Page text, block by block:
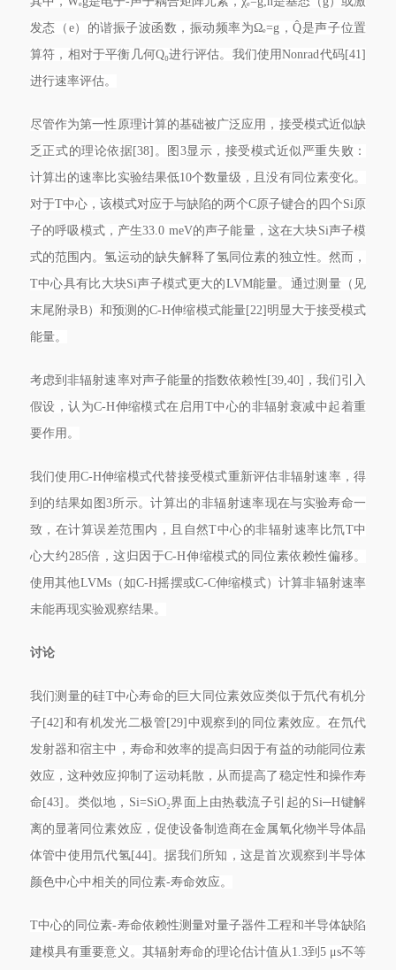
发态（e）的谐振子波函数，振动频率为Ωₑ=g，Q̂是声子位置
算符，相对于平衡几何Q₀进行评估。我们使用Nonrad代码[41]
进行速率评估。
尽管作为第一性原理计算的基础被广泛应用，接受模式近似缺
乏正式的理论依据[38]。图3显示，接受模式近似严重失败：
计算出的速率比实验结果低10个数量级，且没有同位素变化。
对于T中心，该模式对应于与缺陷的两个C原子键合的四个Si原
子的呼吸模式，产生33.0 meV的声子能量，这在大块Si声子模
式的范围内。氢运动的缺失解释了氢同位素的独立性。然而，
T中心具有比大块Si声子模式更大的LVM能量。通过测量（见
末尾附录B）和预测的C-H伸缩模式能量[22]明显大于接受模式
能量。
考虑到非辐射速率对声子能量的指数依赖性[39,40]，我们引入
假设，认为C-H伸缩模式在启用T中心的非辐射衰减中起着重
要作用。
我们使用C-H伸缩模式代替接受模式重新评估非辐射速率，得
到的结果如图3所示。计算出的非辐射速率现在与实验寿命一
致，在计算误差范围内，且自然T中心的非辐射速率比氘T中
心大约285倍，这归因于C-H伸缩模式的同位素依赖性偏移。
使用其他LVMs（如C-H摇摆或C-C伸缩模式）计算非辐射速率
未能再现实验观察结果。
讨论
我们测量的硅T中心寿命的巨大同位素效应类似于氘代有机分
子[42]和有机发光二极管[29]中观察到的同位素效应。在氘代
发射器和宿主中，寿命和效率的提高归因于有益的动能同位素
效应，这种效应抑制了运动耗散，从而提高了稳定性和操作寿
命[43]。类似地，Si=SiO₂界面上由热载流子引起的Si─H键解
离的显著同位素效应，促使设备制造商在金属氧化物半导体晶
体管中使用氘代氢[44]。据我们所知，这是首次观察到半导体
颜色中心中相关的同位素-寿命效应。
T中心的同位素-寿命依赖性测量对量子器件工程和半导体缺陷
建模具有重要意义。其辐射寿命的理论估计值从1.3到5 μs不等